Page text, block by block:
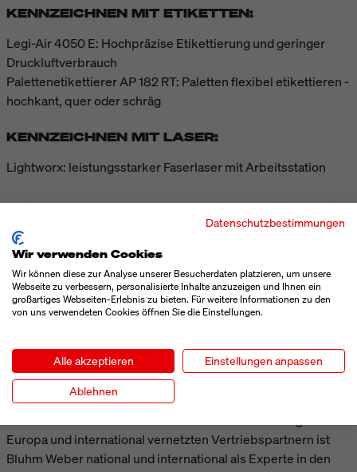
KENNZEICHNEN MIT ETIKETTEN:
Legi-Air 4050 E: Hochpräzise Etikettierung und geringer
Druckluftverbrauch
Palettenetikettierer AP 182 RT: Paletten flexibel etikettieren -
hochkant, quer oder schräg
KENNZEICHNEN MIT LASER:
Lightworx: leistungsstarker Faserlaser mit Arbeitsstation
ÜBER DIE BLUHM WEBER GRUPPE
Bluhm Weber ist ein führender Anbieter von industrieller
Kennzeichnungstechnik. Das Produktportfolio umfasst
Tintenstrahldrucker, Laserbeschrifter, Etikettiersysteme und
Paletten mit Tinte, Laser sowie Etiketten. In der
Firmenzentrale in Rheinbreitbach/Rheinland-Pfalz
entwickelt, fertigt und vertreibt ein engagiertes Team das
Europa und international vernetzten Vertriebspartnern ist
Bluhm Weber national und international als Experte in den
Datenschutzbestimmungen
Wir verwenden Cookies
Wir können diese zur Analyse unserer Besucherdaten platzieren, um unsere
Webseite zu verbessern, personalisierte Inhalte anzuzeigen und Ihnen ein
großartiges Webseiten-Erlebnis zu bieten. Für weitere Informationen zu den
von uns verwendeten Cookies öffnen Sie die Einstellungen.
Alle akzeptieren Einstellungen anpassen
Ablehnen